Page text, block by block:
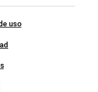
uso